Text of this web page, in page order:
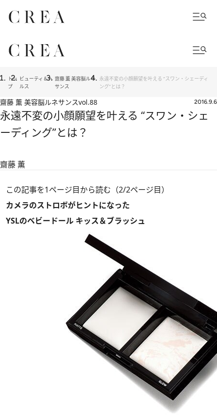
トッ
プ
ビューティ＆ヘ
ルス
齋藤 薫 美容脳ルネ
サンス
永遠不変の小顔願望を叶える “スワン・シェーディ
ング”とは？
齋藤 薫 美容脳ルネサンスvol.88 2016.9.6
永遠不変の小顔願望を叶える “スワン・シェ
ーディング”とは？
齋藤 薫
この記事を1ページ目から読む（2/2ページ目）
カメラのストロボがヒントになった
YSLのベビードール キッス＆ブラッシュ